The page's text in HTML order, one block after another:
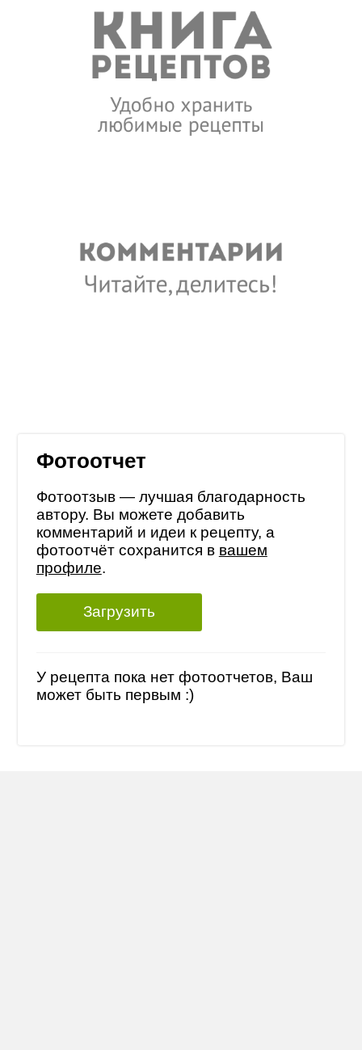
Фотоотчет
Фотоотзыв — лучшая благодарность
автору. Вы можете добавить
комментарий и идеи к рецепту, а
фотоотчёт сохранится в вашем
профиле.
Загрузить
У рецепта пока нет фотоотчетов, Ваш
может быть первым :)